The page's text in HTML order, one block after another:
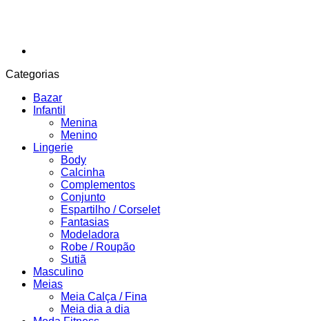
Categorias
Bazar
Infantil
Menina
Menino
Lingerie
Body
Calcinha
Complementos
Conjunto
Espartilho / Corselet
Fantasias
Modeladora
Robe / Roupão
Sutiã
Masculino
Meias
Meia Calça / Fina
Meia dia a dia